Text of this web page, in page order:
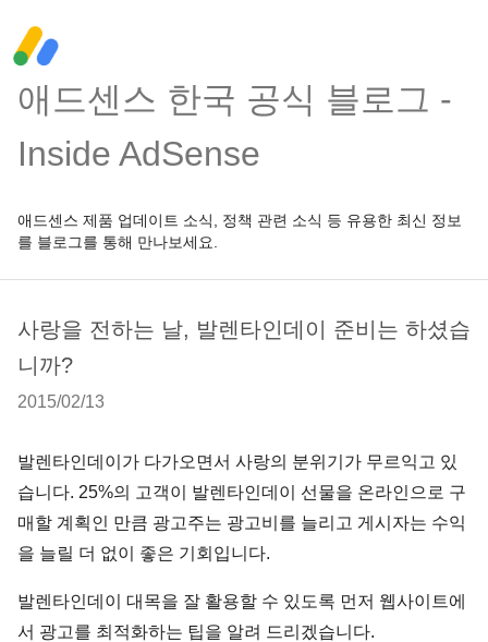
애드센스 한국 공식 블로그 -
Inside AdSense
애드센스 제품 업데이트 소식, 정책 관련 소식 등 유용한 최신 정보
를 블로그를 통해 만나보세요.
사랑을 전하는 날, 발렌타인데이 준비는 하셨습
니까?
2015/02/13
발렌타인데이가 다가오면서 사랑의 분위기가 무르익고 있
습니다. 25%의 고객이 발렌타인데이 선물을 온라인으로 구
매할 계획인 만큼 광고주는 광고비를 늘리고 게시자는 수익
을 늘릴 더 없이 좋은 기회입니다.
발렌타인데이 대목을 잘 활용할 수 있도록 먼저 웹사이트에
서 광고를 최적화하는 팁을 알려 드리겠습니다.